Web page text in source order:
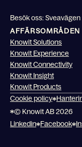
Besök oss: Sveavägen
AFFÄRSOMRÅDEN
Knowit Solutions
Knowit Experience
Knowit Connectivity
Knowit Insight
Knowit Products
Cookie policy
© Knowit AB 2026
Linkedin Facebook